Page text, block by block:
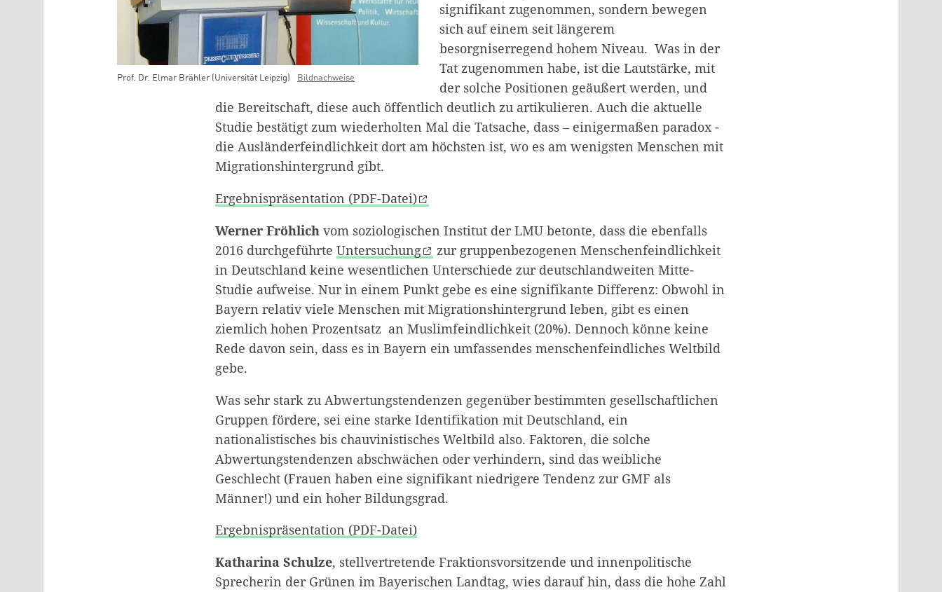
Prof. Dr. Elmar Brähler (Universität Leipzig) Bildnachweise
signifikant zugenommen, sondern bewegen
sich auf einem seit längerem
besorgniserregend hohem Niveau. Was in der
Tat zugenommen habe, ist die Lautstärke, mit
der solche Positionen geäußert werden, und
die Bereitschaft, diese auch öffentlich deutlich zu artikulieren. Auch die aktuelle
Studie bestätigt zum wiederholten Mal die Tatsache, dass – einigermaßen paradox -
die Ausländerfeindlichkeit dort am höchsten ist, wo es am wenigsten Menschen mit
Migrationshintergrund gibt.
Ergebnispräsentation (PDF-Datei)
Werner Fröhlich vom soziologischen Institut der LMU betonte, dass die ebenfalls
2016 durchgeführte Untersuchung
zur gruppenbezogenen Menschenfeindlichkeit
in Deutschland keine wesentlichen Unterschiede zur deutschlandweiten Mitte-
Studie aufweise. Nur in einem Punkt gebe es eine signifikante Differenz: Obwohl in
Bayern relativ viele Menschen mit Migrationshintergrund leben, gibt es einen
ziemlich hohen Prozentsatz an Muslimfeindlichkeit (20%). Dennoch könne keine
Rede davon sein, dass es in Bayern ein umfassendes menschenfeindliches Weltbild
gebe.
Was sehr stark zu Abwertungstendenzen gegenüber bestimmten gesellschaftlichen
Gruppen fördere, sei eine starke Identifikation mit Deutschland, ein
nationalistisches bis chauvinistisches Weltbild also. Faktoren, die solche
Abwertungstendenzen abschwächen oder verhindern, sind das weibliche
Geschlecht (Frauen haben eine signifikant niedrigere Tendenz zur GMF als
Männer!) und ein hoher Bildungsgrad.
Ergebnispräsentation (PDF-Datei)
Katharina Schulze, stellvertretende Fraktionsvorsitzende und innenpolitische
Sprecherin der Grünen im Bayerischen Landtag, wies darauf hin, dass die hohe Zahl